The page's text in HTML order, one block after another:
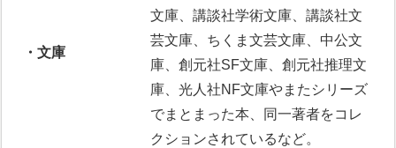
・文庫
文庫、講談社学術文庫、講談社文
芸文庫、ちくま文芸文庫、中公文
庫、創元社SF文庫、創元社推理文
庫、光人社NF文庫やまたシリーズ
でまとまった本、同一著者をコレ
クションされているなど。